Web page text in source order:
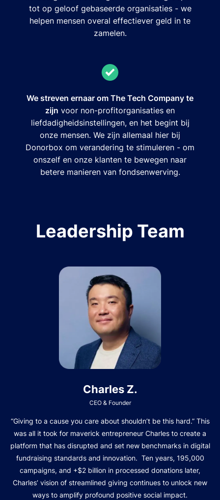
tot op geloof gebaseerde organisaties - we
helpen mensen overal effectiever geld in te
zamelen.
We streven ernaar om The Tech Company te
zijn voor non-profitorganisaties en
liefdadigheidsinstellingen, en het begint bij
onze mensen. We zijn allemaal hier bij
Donorbox om verandering te stimuleren - om
onszelf en onze klanten te bewegen naar
betere manieren van fondsenwerving.
Leadership Team
Charles Z.
CEO & Founder
“Giving to a cause you care about shouldn’t be this hard.” This
was all it took for maverick entrepreneur Charles to create a
platform that has disrupted and set new benchmarks in digital
fundraising standards and innovation. Ten years, 195,000
campaigns, and +$2 billion in processed donations later,
Charles’ vision of streamlined giving continues to unlock new
ways to amplify profound positive social impact.